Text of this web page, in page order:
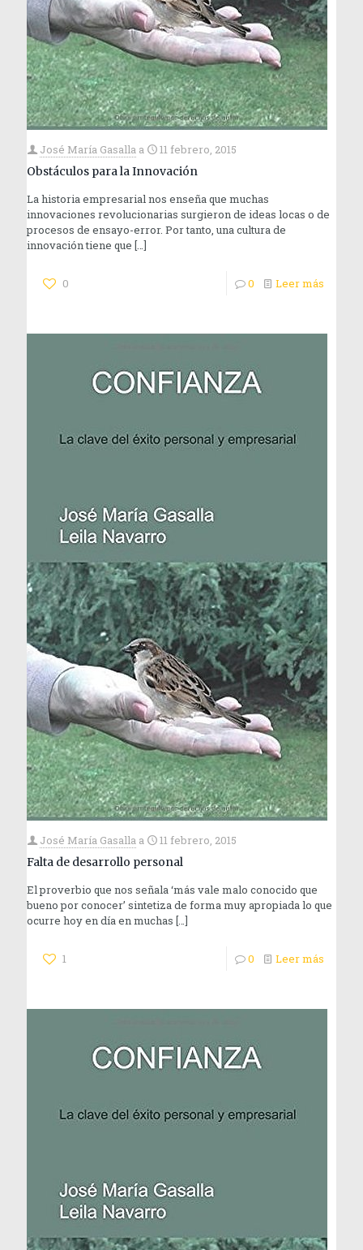
José María Gasalla a
11 febrero, 2015
Obstáculos para la Innovación
La historia empresarial nos enseña que muchas
innovaciones revolucionarias surgieron de ideas locas o de
procesos de ensayo-error. Por tanto, una cultura de
innovación tiene que […]
0 0 Leer más
José María Gasalla a
11 febrero, 2015
Falta de desarrollo personal
El proverbio que nos señala ‘más vale malo conocido que
bueno por conocer’ sintetiza de forma muy apropiada lo que
ocurre hoy en día en muchas […]
1 0 Leer más